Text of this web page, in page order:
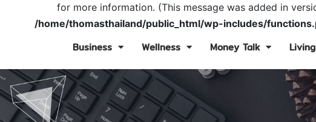
for more information. (This message was added in
/home/thomasthailand/public_html/wp-includes/
Business Wellness Money Talk Living